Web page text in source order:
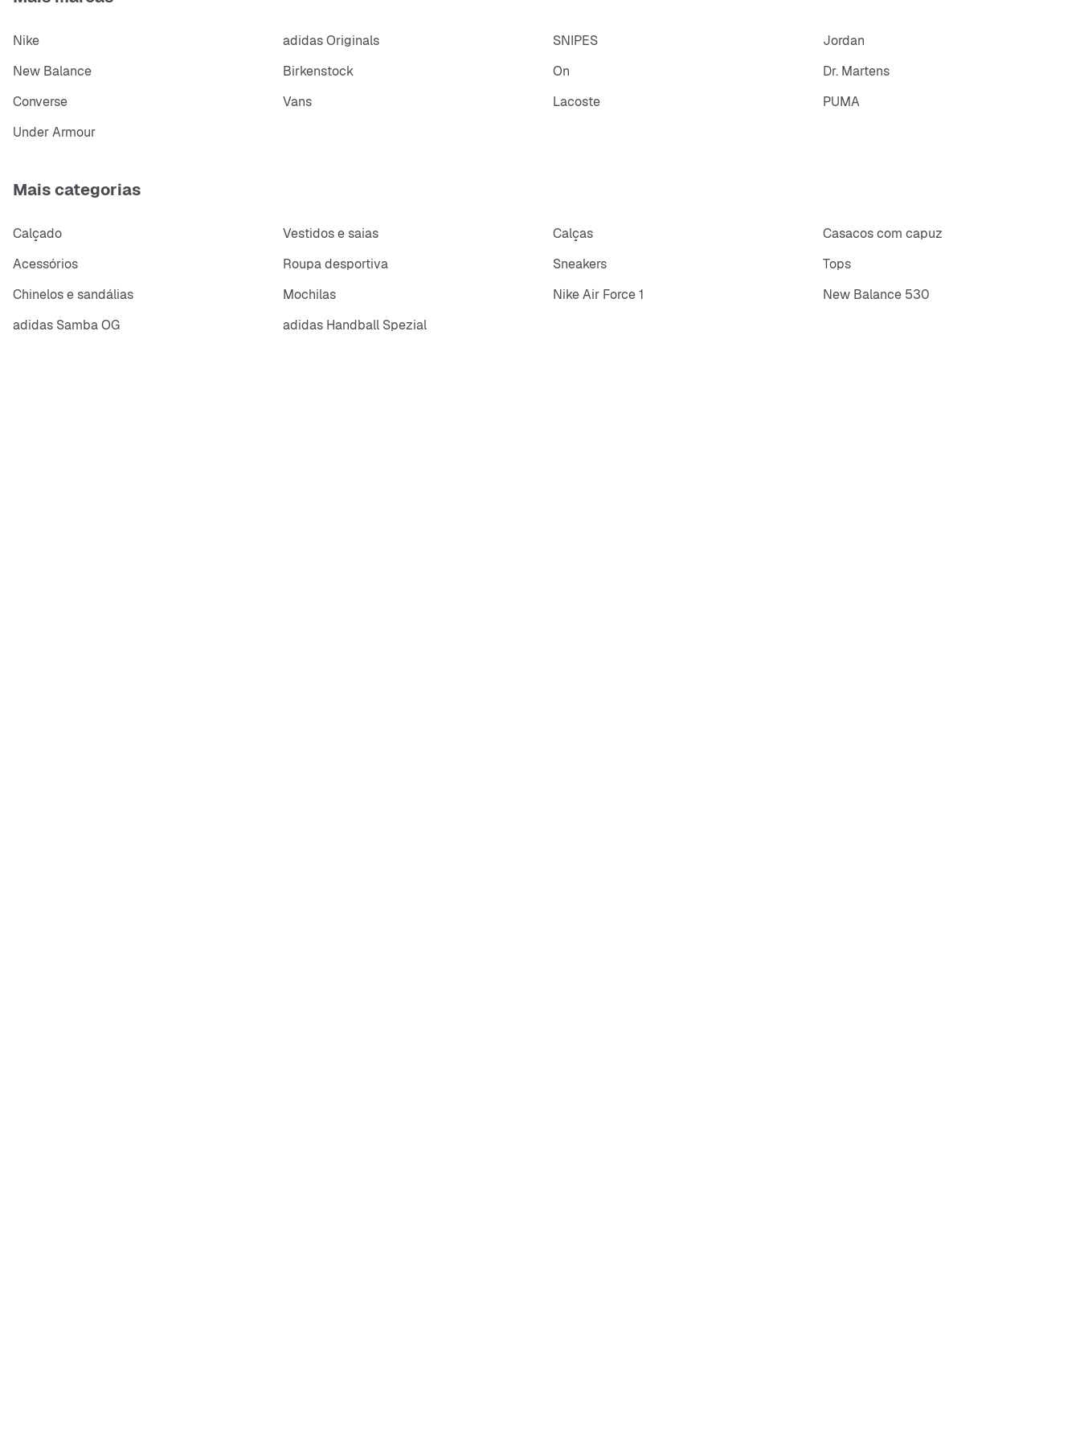
Nike adidas Originals SNIPES
Jordan
New Balance
Birkenstock On
Dr. Martens
Converse
Vans Lacoste
PUMA
Under Armour
Mais categorias
Calçado Vestidos e saias Calças
Casacos com capuz
Acessórios
Roupa desportiva Sneakers
Tops
Chinelos e sandálias
Mochilas Nike Air Force 1
New Balance 530
adidas Samba OG
adidas Handball Spezial